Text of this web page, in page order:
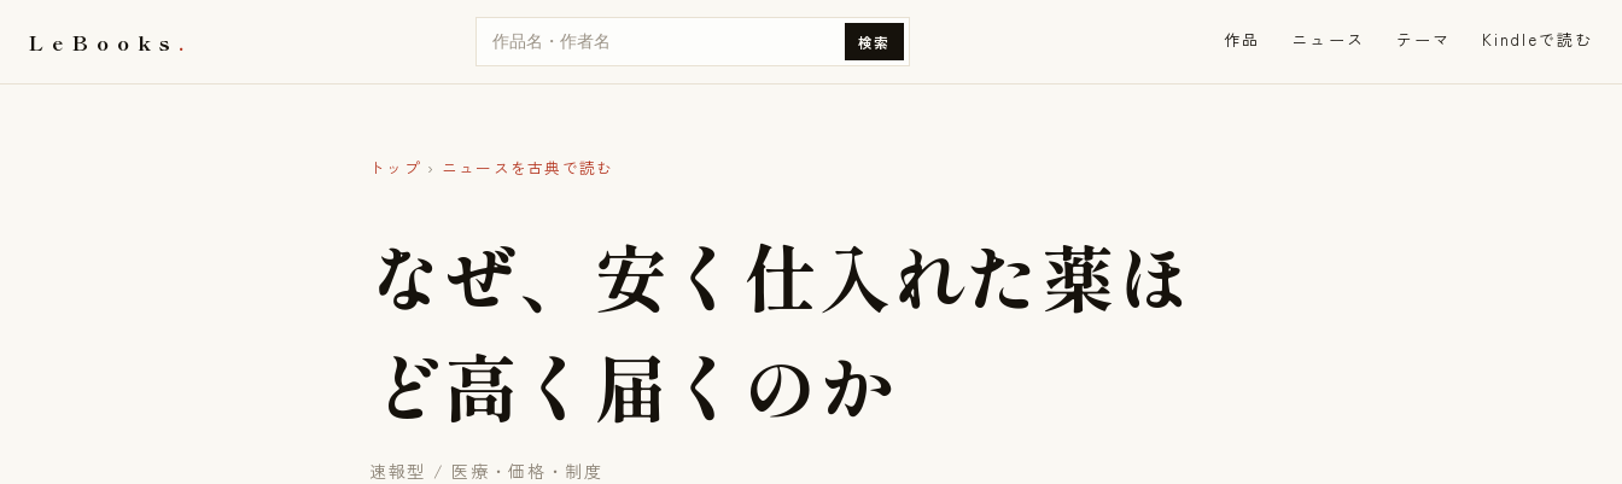
LeBooks 検索 作品 ニュース テーマ Kindleで読む
トップ › ニュースを古典で読む
なぜ、 安 く 仕入れた薬ほ
ど高 く 届 く のか
速報型 / 医療・価格・制度